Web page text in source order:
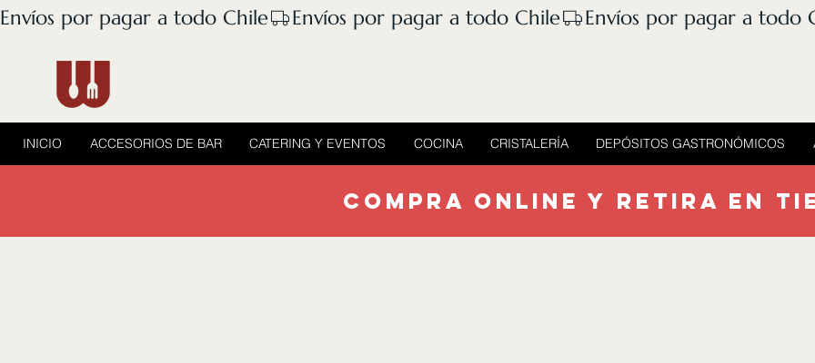
Envíos por pagar a todo Chile
INICIO ACCESORIOS DE BAR CATERING Y EVENTOS COCINA CRISTALERÍA DEPÓSITOS GASTRONÓMICOS
COMPRA ONLINE Y RETIRA EN